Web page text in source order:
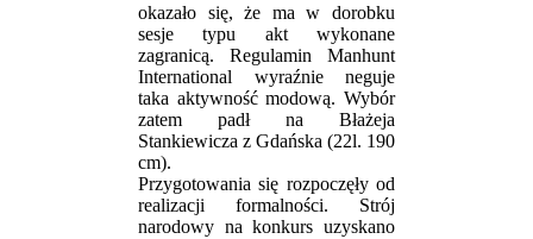
okazało się, że ma w dorobku
sesje typu akt wykonane
zagranicą. Regulamin Manhunt
International wyraźnie neguje
taka aktywność modową. Wybór
zatem padł na Błażeja
Stankiewicza z Gdańska (22l. 190
cm).
Przygotowania się rozpoczęły od
realizacji formalności. Strój
narodowy na konkurs uzyskano